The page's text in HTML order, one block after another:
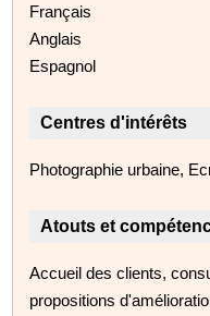
Français
Anglais
Espagnol
Centres d'intérêts
Photographie urbaine,
Atouts et
Accueil des clients,
propositions